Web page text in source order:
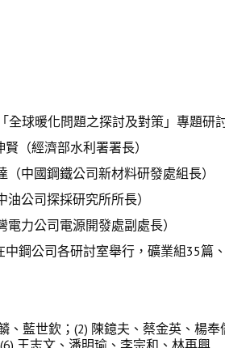
球暖化問題之探討及對策」專題研
（經濟部水利署署長）
中國鋼鐵公司新材料研發處組長）
公司探採研究所所長）
力公司電源開發處副處長）
鋼公司各研討室舉行，礦業組35篇
、藍世欽；(2) 陳鐿夫、蔡金英、楊
王志文、潘明瑜、李宗和、林再興